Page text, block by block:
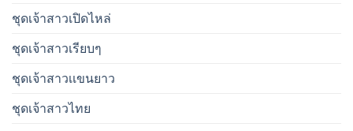
ชุดเจ้าสาวเปิดไหล่
ชุดเจ้าสาวเรียบๆ
ชุดเจ้าสาวเเขนยาว
ชุดเจ้าสาวไทย